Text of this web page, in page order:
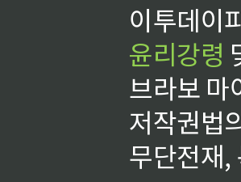
이투데이
윤리강령
브라보 마
저작권법
무단전재,